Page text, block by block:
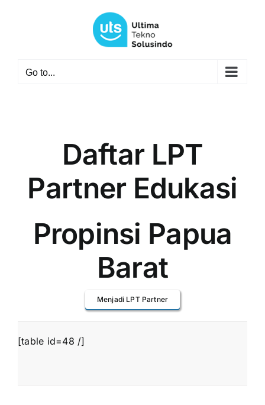
Go to...
Daftar LPT
Partner Edukasi
Propinsi Papua
Barat
Menjadi LPT Partner
[table id=48 /]